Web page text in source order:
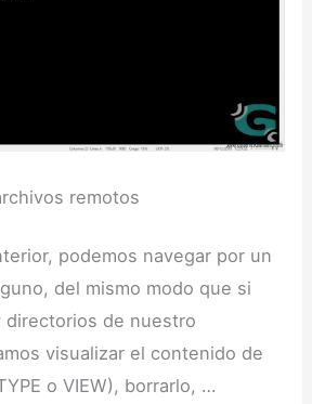
remotos
podemos navegar por un
del mismo modo que si
directorios de nuestro
visualizar el contenido de
o VIEW), borrarlo, …